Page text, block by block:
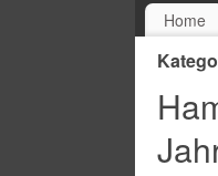
Home